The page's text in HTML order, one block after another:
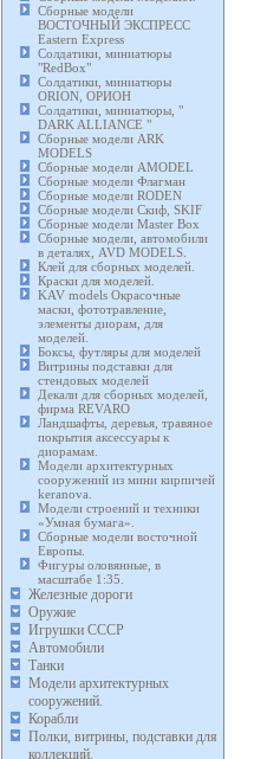
Сборные модели
ВОСТОЧНЫЙ ЭКСПРЕСС
Eastern Express
Солдатики, миниатюры
"RedBox"
Солдатики, миниатюры
ORION, ОРИОН
Солдатики, миниатюры, "
DARK ALLIANCE "
Сборные модели ARK
MODELS
Сборные модели AMODEL
Сборные модели Флагман
Сборные модели RODEN
Сборные модели Скиф, SKIF
Сборные модели Master Box
Сборные модели, автомобили
в деталях, AVD MODELS.
Клей для сборных моделей.
Краски для моделей.
KAV models Окрасочные
маски, фототравление,
элементы диорам, для
моделей.
Боксы, футляры для моделей
Витрины подставки для
стендовых моделей
Декали для сборных моделей,
фирма REVARO
Ландшафты, деревья, травяное
покрытия аксессуары к
диорамам.
Модели архитектурных
сооружений из мини кирпичей
keranova.
Модели строений и техники
«Умная бумага».
Сборные модели восточной
Европы.
Фигуры оловянные, в
масштабе 1:35.
Железные дороги
Оружие
Игрушки СССР
Автомобили
Танки
Модели архитектурных
сооружений.
Корабли
Полки, витрины, подставки для
коллекций.